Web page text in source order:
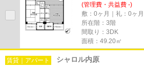
(管理費・共益費 -)
敷：0ヶ月｜礼：0ヶ月
所在階：3階
間取り：3DK
面積：49.20㎡
賃貸｜アパート シャロル内原